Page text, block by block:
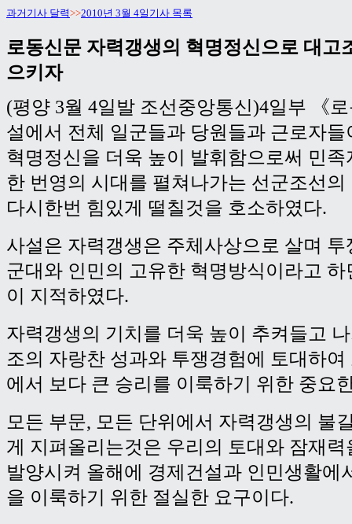
과거기사 달력>>2010년 3월 4일기사 목록
로동신문 자력갱생의 혁명정신으로 대고
으키자
(평양 3월 4일발 조선중앙통신)4일부 《
설에서 전체 일군들과 당원들과 근로자
혁명정신을 더욱 높이 발휘함으로써 민
한 번영의 시대를 펼쳐나가는 선군조선
다시한번 힘있게 떨칠것을 호소하였다.
사설은 자력갱생은 주체사상으로 살며
군대와 인민의 고유한 혁명방식이라고
이 지적하였다.
자력갱생의 기치를 더욱 높이 추켜들고
조의 자랑찬 성과와 투쟁경험에 토대하
에서 보다 큰 승리를 이룩하기 위한 중요
모든 부문, 모든 단위에서 자력갱생의 불
게 지펴올리는것은 우리의 토대와 잠재
발양시켜 올해에 경제건설과 인민생활에
을 이룩하기 위한 절실한 요구이다.